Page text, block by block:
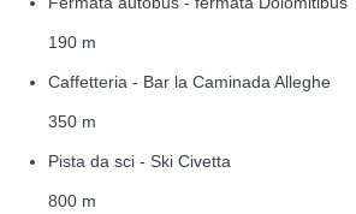
190 m
Caffetteria - Bar la Caminada Alleghe
350 m
Pista da sci - Ski Civetta
800 m